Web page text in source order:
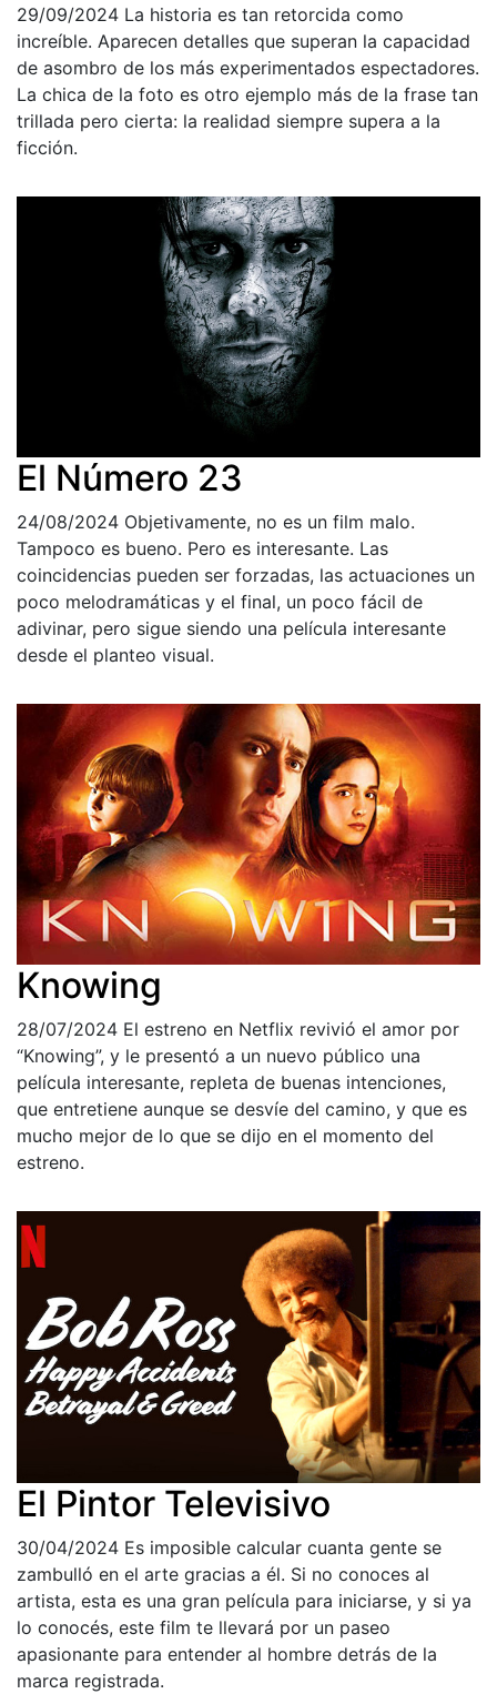
29/09/2024 La historia es tan retorcida como
increíble. Aparecen detalles que superan la capacidad
de asombro de los más experimentados espectadores.
La chica de la foto es otro ejemplo más de la frase tan
trillada pero cierta: la realidad siempre supera a la
ficción.
El Número 23
24/08/2024 Objetivamente, no es un film malo.
Tampoco es bueno. Pero es interesante. Las
coincidencias pueden ser forzadas, las actuaciones un
poco melodramáticas y el final, un poco fácil de
adivinar, pero sigue siendo una película interesante
desde el planteo visual.
Knowing
28/07/2024 El estreno en Netflix revivió el amor por
“Knowing”, y le presentó a un nuevo público una
película interesante, repleta de buenas intenciones,
que entretiene aunque se desvíe del camino, y que es
mucho mejor de lo que se dijo en el momento del
estreno.
El Pintor Televisivo
30/04/2024 Es imposible calcular cuanta gente se
zambulló en el arte gracias a él. Si no conoces al
artista, esta es una gran película para iniciarse, y si ya
lo conocés, este film te llevará por un paseo
apasionante para entender al hombre detrás de la
marca registrada.